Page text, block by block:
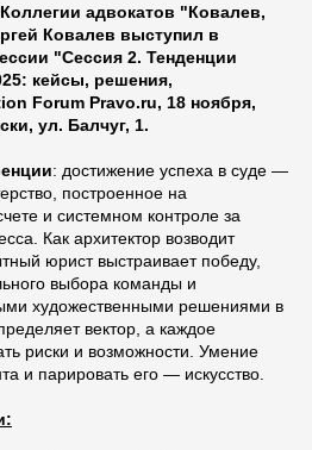
адвокатов "Ковалев,
Ковалев выступил в
"Сессия 2. Тенденции
кейсы, решения,
Forum Pravo.ru, 18 ноября,
ул. Балчуг, 1.
: достижение успеха в суде —
построенное на
и системном контроле за
Как архитектор возводит
юрист выстраивает победу,
выбора команды и
художественными решениями в
вектор, а каждое
риски и возможности. Умение
и парировать его — искусство.